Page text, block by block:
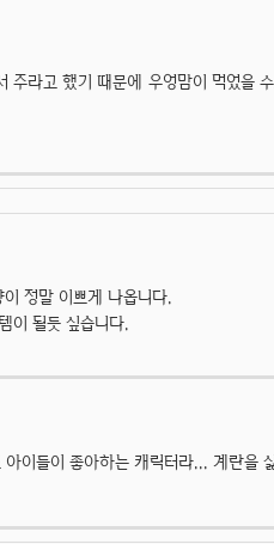
주라고 했기 때문에 우엉맘이 먹었을
정말 이쁘게 나옵니다.
이 될듯 싶습니다.
이들이 좋아하는 캐릭터라... 계란을